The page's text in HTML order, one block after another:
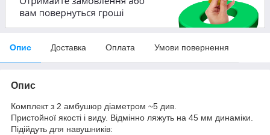
Опис Доставка Оплата Умови повернення
Опис
Комплект з 2 амбушюр діаметром ~5 див.
Пристойної якості і виду. Відмінно ляжуть на 45 мм динаміки.
Підійдуть для навушників: